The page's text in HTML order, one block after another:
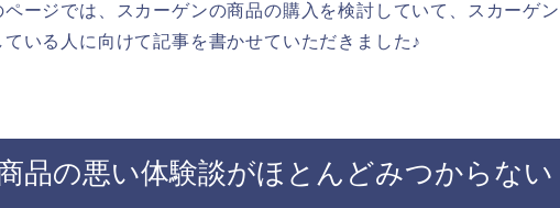
ージでは、スカーゲンの商品の購入を検討していて、スカーゲン
いる人に向けて記事を書かせていただきました♪
品の悪い体験談がほとんどみつからない